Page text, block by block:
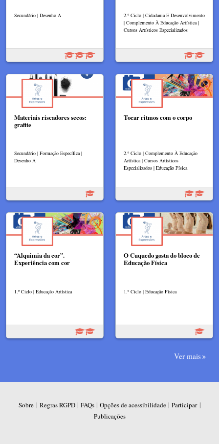
Secundário | Desenho A
2.º Ciclo | Cidadania E Desenvolvimento
| Complemento À Educação Artística |
Cursos Artísticos Especializados
Materiais riscadores secos:
grafite
Secundário | Formação Específica |
Desenho A
Tocar ritmos com o corpo
2.º Ciclo | Complemento À Educação
Artística | Cursos Artísticos
Especializados | Educação Física
“Alquimia da cor”.
Experiência com cor
1.º Ciclo | Educação Artística
O Cuquedo gosta do bloco de
Educação Física
1.º Ciclo | Educação Física
Ver mais
Sobre | Regras RGPD| FAQs| Opções de acessibilidade| Participar|
Publicações